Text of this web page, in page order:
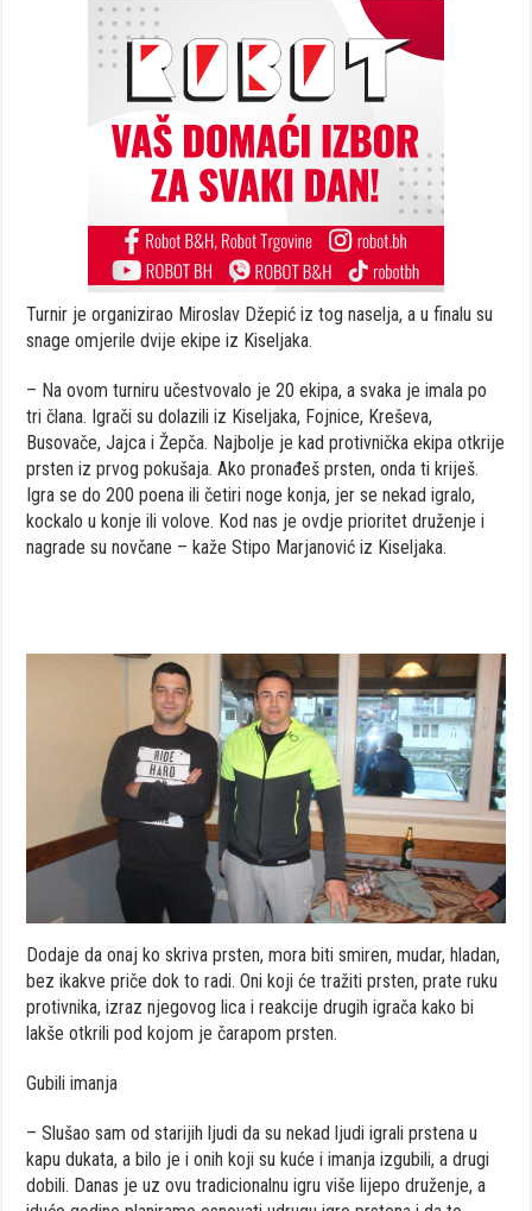
Turnir je organizirao Miroslav Džepić iz tog naselja, a u finalu su
snage omjerile dvije ekipe iz Kiseljaka.
– Na ovom turniru učestvovalo je 20 ekipa, a svaka je imala po
tri člana. Igrači su dolazili iz Kiseljaka, Fojnice, Kreševa,
Busovače, Jajca i Žepča. Najbolje je kad protivnička ekipa otkrije
prsten iz prvog pokušaja. Ako pronađeš prsten, onda ti kriješ.
Igra se do 200 poena ili četiri noge konja, jer se nekad igralo,
kockalo u konje ili volove. Kod nas je ovdje prioritet druženje i
nagrade su novčane – kaže Stipo Marjanović iz Kiseljaka.
Dodaje da onaj ko skriva prsten, mora biti smiren, mudar, hladan,
bez ikakve priče dok to radi. Oni koji će tražiti prsten, prate ruku
protivnika, izraz njegovog lica i reakcije drugih igrača kako bi
lakše otkrili pod kojom je čarapom prsten.
Gubili imanja
– Slušao sam od starijih ljudi da su nekad ljudi igrali prstena u
kapu dukata, a bilo je i onih koji su kuće i imanja izgubili, a drugi
dobili. Danas je uz ovu tradicionalnu igru više lijepo druženje, a